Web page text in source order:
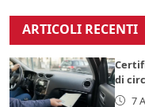
ARTICOLI RECENTI
di
7